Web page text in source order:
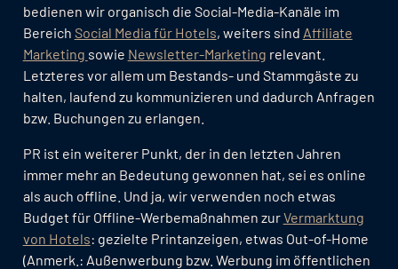
bedienen wir organisch die Social-Media-Kanäle im
Bereich Social Media für Hotels, weiters sind Affiliate
Marketing sowie Newsletter-Marketing relevant.
Letzteres vor allem um Bestands- und Stammgäste zu
halten, laufend zu kommunizieren und dadurch Anfragen
bzw. Buchungen zu erlangen.
PR ist ein weiterer Punkt, der in den letzten Jahren
immer mehr an Bedeutung gewonnen hat, sei es online
als auch offline. Und ja, wir verwenden noch etwas
Budget für Offline-Werbemaßnahmen zurVermarktung
von Hotels: gezielte Printanzeigen, etwas Out-of-Home
(Anmerk.: Außenwerbung bzw. Werbung im öffentlichen